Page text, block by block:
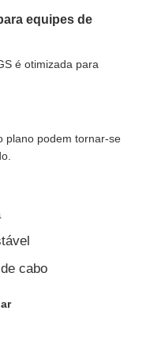
equipes de
é otimizada para
plano podem tornar-se
cabo